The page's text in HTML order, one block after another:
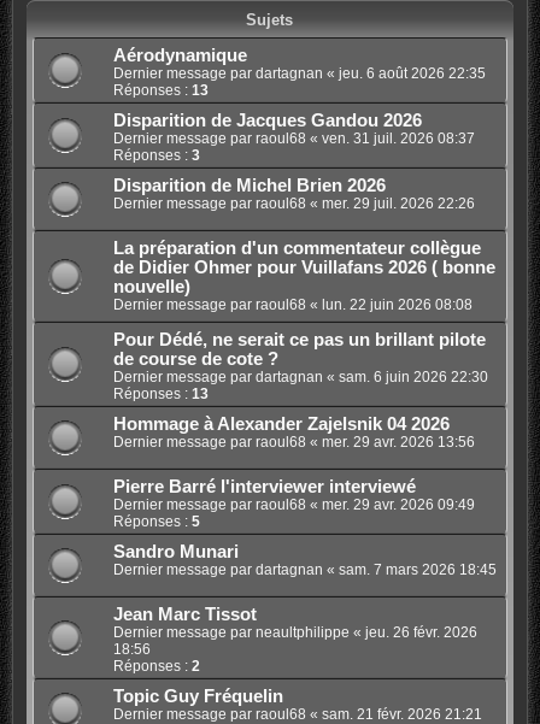
Sujets
Aérodynamique
Dernier message par dartagnan « jeu. 6 août 2026 22:35
Réponses : 13
Disparition de Jacques Gandou 2026
Dernier message par raoul68 « ven. 31 juil. 2026 08:37
Réponses : 3
Disparition de Michel Brien 2026
Dernier message par raoul68 « mer. 29 juil. 2026 22:26
La préparation d'un commentateur collègue
de Didier Ohmer pour Vuillafans 2026 ( bonne
nouvelle)
Dernier message par raoul68 « lun. 22 juin 2026 08:08
Pour Dédé, ne serait ce pas un brillant pilote
de course de cote ?
Dernier message par dartagnan « sam. 6 juin 2026 22:30
Réponses : 13
Hommage à Alexander Zajelsnik 04 2026
Dernier message par raoul68 « mer. 29 avr. 2026 13:56
Pierre Barré l'interviewer interviewé
Dernier message par raoul68 « mer. 29 avr. 2026 09:49
Réponses : 5
Sandro Munari
Dernier message par dartagnan « sam. 7 mars 2026 18:45
Jean Marc Tissot
Dernier message par neaultphilippe « jeu. 26 févr. 2026
18:56
Réponses : 2
Topic Guy Fréquelin
Dernier message par raoul68 « sam. 21 févr. 2026 21:21